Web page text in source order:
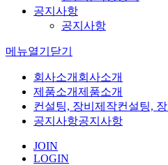
공지사항
공지사항
메뉴열기 닫기
회사소개 회사소개
제품소개제품소개
컨설팅, 장비제작컨설팅,
공지사항공지사항
JOIN
LOGIN